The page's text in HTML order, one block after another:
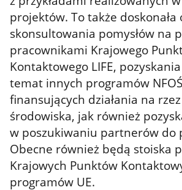
projektów. To także doskonała
skonsultowania pomysłów na
pracownikami Krajowego
Kontaktowego LIFE,
temat innych programów
finansujących działania na
środowiska, jak również
w poszukiwaniu partnerów do
Obecne również będą stoiska
Krajowych Punktów
programów UE.